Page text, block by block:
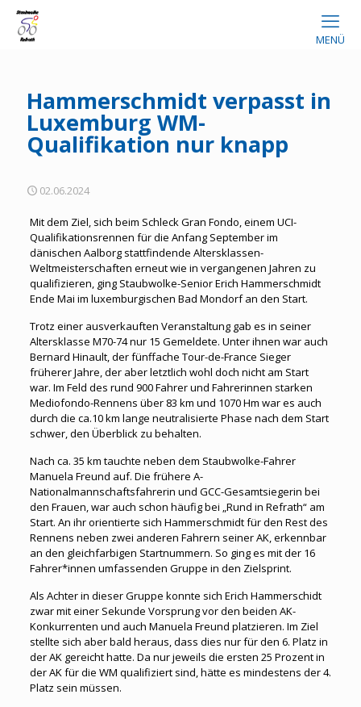
MENÜ
Hammerschmidt verpasst in
Luxemburg WM-
Qualifikation nur knapp
02.06.2024
Mit dem Ziel, sich beim Schleck Gran Fondo, einem UCI-
Qualifikationsrennen für die Anfang September im
dänischen Aalborg stattfindende Altersklassen-
Weltmeisterschaften erneut wie in vergangenen Jahren zu
qualifizieren, ging Staubwolke-Senior Erich Hammerschmidt
Ende Mai im luxemburgischen Bad Mondorf an den Start.
Trotz einer ausverkauften Veranstaltung gab es in seiner
Altersklasse M70-74 nur 15 Gemeldete. Unter ihnen war auch
Bernard Hinault, der fünffache Tour-de-France Sieger
früherer Jahre, der aber letztlich wohl doch nicht am Start
war. Im Feld des rund 900 Fahrer und Fahrerinnen starken
Mediofondo-Rennens über 83 km und 1070 Hm war es auch
durch die ca.10 km lange neutralisierte Phase nach dem Start
schwer, den Überblick zu behalten.
Nach ca. 35 km tauchte neben dem Staubwolke-Fahrer
Manuela Freund auf. Die frühere A-
Nationalmannschaftsfahrerin und GCC-Gesamtsiegerin bei
den Frauen, war auch schon häufig bei „Rund in Refrath“ am
Start. An ihr orientierte sich Hammerschmidt für den Rest des
Rennens neben zwei anderen Fahrern seiner AK, erkennbar
an den gleichfarbigen Startnummern. So ging es mit der 16
Fahrer*innen umfassenden Gruppe in den Zielsprint.
Als Achter in dieser Gruppe konnte sich Erich Hammerschidt
zwar mit einer Sekunde Vorsprung vor den beiden AK-
Konkurrenten und auch Manuela Freund platzieren. Im Ziel
stellte sich aber bald heraus, dass dies nur für den 6. Platz in
der AK gereicht hatte. Da nur jeweils die ersten 25 Prozent in
der AK für die WM qualifiziert sind, hätte es mindestens der 4.
Platz sein müssen.